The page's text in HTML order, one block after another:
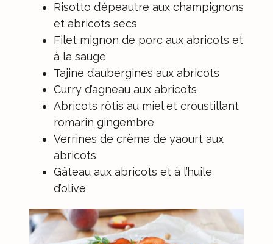
Risotto d’épeautre aux champignons
et abricots secs
Filet mignon de porc aux abricots et
à la sauge
Tajine d’aubergines aux abricots
Curry d’agneau aux abricots
Abricots rôtis au miel et croustillant
romarin gingembre
Verrines de crème de yaourt aux
abricots
Gâteau aux abricots et à l’huile
d’olive